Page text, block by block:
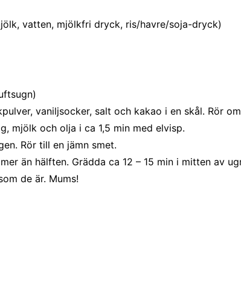
vatten, mjölkfri dryck, ris/havre/soja-dryck)
vaniljsocker, salt och kakao i en skål. Rör
mjölk och olja i ca 1,5 min med elvisp.
Rör till en jämn smet.
än hälften. Grädda ca 12 – 15 min i mitten av
de är. Mums!